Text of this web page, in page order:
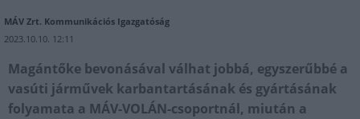
MÁV Zrt. Kommunikációs Igazgatóság
2023.10.10. 12:11
Magántőke bevonásával válhat jobbá, egyszerűbbé a
vasúti járművek karbantartásának és gyártásának
folyamata a MÁV-VOLÁN-csoportnál, miután a